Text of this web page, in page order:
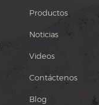
Productos
Noticias
Videos
Contáctenos
Blog